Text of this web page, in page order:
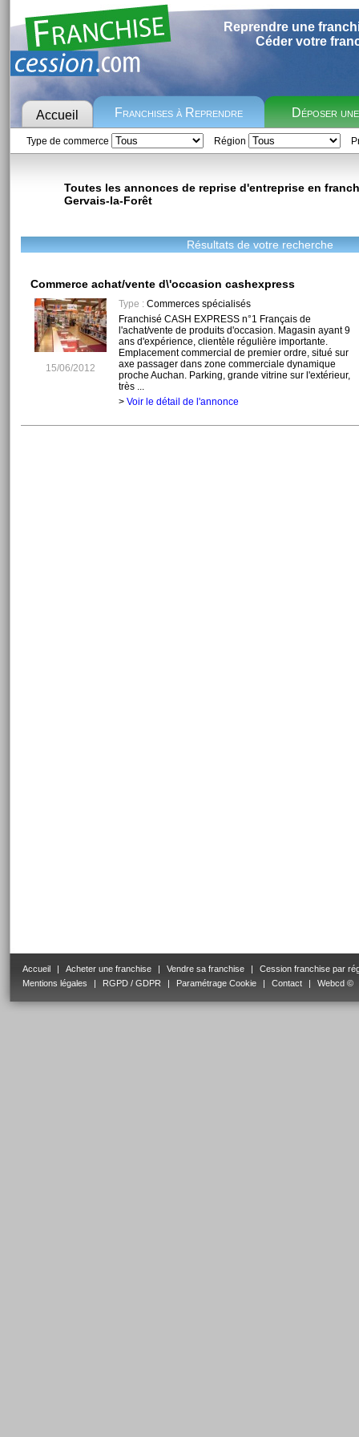
Reprendre une
Céder votre
Accueil Franchises à Reprendre Déposer
Type de commerce Région
Toutes les annonces de reprise d'entreprise en
Gervais-la-Forêt
Résultats de votre recherche
Commerce achat/vente d\'occasion cashexpress
15/06/2012
Type :Commerces spécialisés
Franchisé CASH EXPRESS n°1 Français de
l'achat/vente de produits d'occasion. Magasin ayant 9
ans d'expérience, clientèle régulière importante.
Emplacement commercial de premier ordre, situé sur
axe passager dans zone commerciale dynamique
proche Auchan. Parking, grande vitrine sur l'extérieur,
très ...
> Voir le détail de l'annonce
Accueil | Acheter une franchise | Vendre sa franchise |
Cession franchise par
Mentions légales
| RGPD / GDPR | Paramétrage Cookie | Contact | Webcd ©